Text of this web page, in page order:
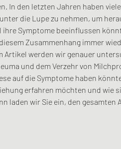
In den letzten Jahren haben
die Lupe zu nehmen, um
Symptome beeinflussen
Zusammenhang immer
Artikel werden wir genauer
und dem Verzehr von
auf die Symptome haben
erfahren möchten und wie
laden wir Sie ein, den gesamten